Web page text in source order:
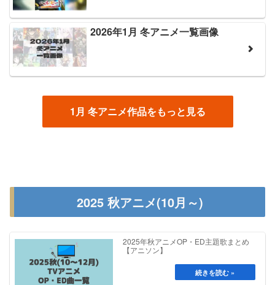
2026年1月 冬アニメ一覧画像
1月 冬アニメ作品をもっと見る
2025 秋アニメ(10月～)
2025年秋アニメOP・ED主題歌まとめ
【アニソン】